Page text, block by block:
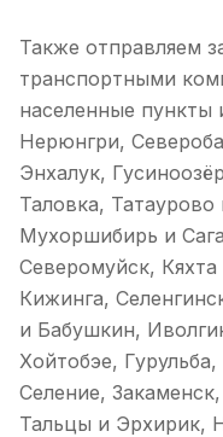
Также отправляем
транспортными
населенные пункты
Нерюнгри,
Энхалук,
Таловка,
Мухоршибирь и
Северомуйск,
Кижинга,
и Бабушкин,
Хойтобэе,
Селение,
Тальцы и Эрхирик,